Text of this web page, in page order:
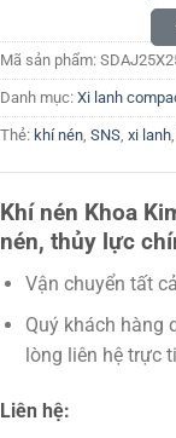
Mã sản phẩm:
Danh mục: Xi lanh
Thẻ: khí nén, SNS, xi lanh,
Khí nén Khoa
nén, thủy lực
Vận chuyển tất
Quý khách hàng
lòng liên hệ trực
Liên hệ: